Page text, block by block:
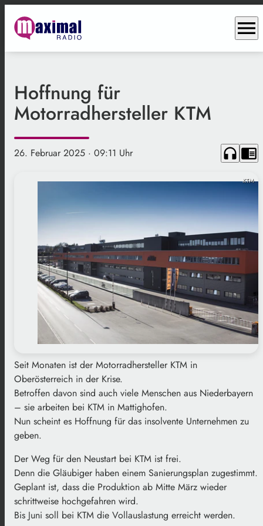
menu
Hoffnung für
Motorradhersteller KTM
26. Februar 2025 · 09:11 Uhr headphones chrome_reader_mode
KTM
Seit Monaten ist der Motorradhersteller KTM in
Oberösterreich in der Krise.
Betroffen davon sind auch viele Menschen aus Niederbayern
– sie arbeiten bei KTM in Mattighofen.
Nun scheint es Hoffnung für das insolvente Unternehmen zu
geben.
Der Weg für den Neustart bei KTM ist frei.
Denn die Gläubiger haben einem Sanierungsplan zugestimmt.
Geplant ist, dass die Produktion ab Mitte März wieder
schrittweise hochgefahren wird.
Bis Juni soll bei KTM die Vollauslastung erreicht werden.